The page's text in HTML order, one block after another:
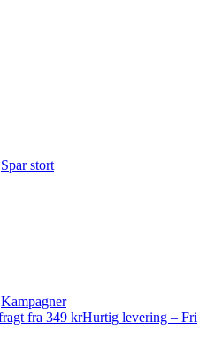
Spar stort
Kampagner
Hurtig levering – Fri